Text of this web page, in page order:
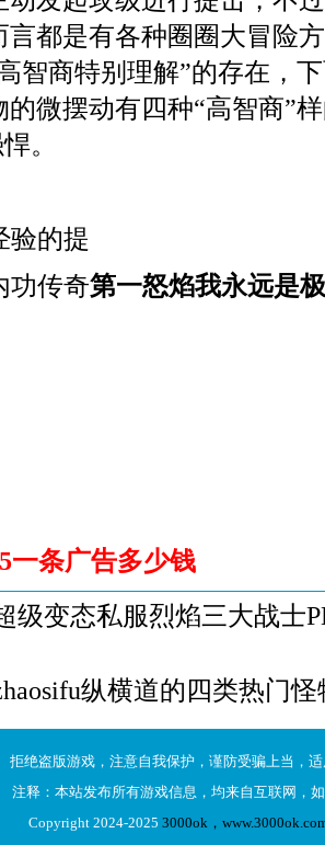
言都是有各种圈圈大冒险
智商特别理解”的存在，
的微摆动有四种“高智商”
。
验的提
功传奇第一怒焰我永远是
一条广告多少钱
级变态私服烈焰三大战士
纵横道的四类热门
拒绝盗版游戏，注意自我保护，谨防受骗上当，
注释：本站发布所有游戏信息，均来自互联网，
Copyright 2024-2025 3000ok，